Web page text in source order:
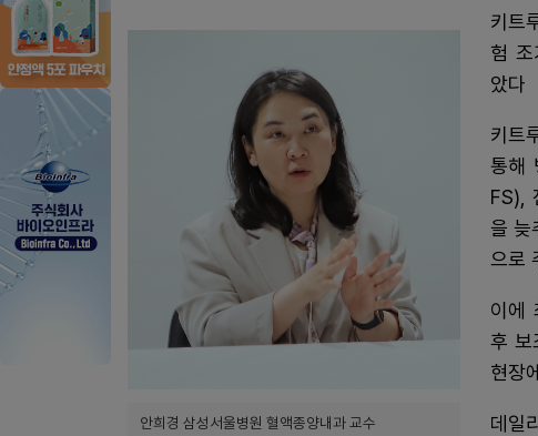
안희경 삼성서울병원 혈액종양내과 교수
키트
험
았다
키트
통해
FS),
을 늦
으로
이에
후 보
현장
데일